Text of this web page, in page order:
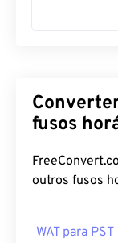
fusos
outros fusos
WAT para PST